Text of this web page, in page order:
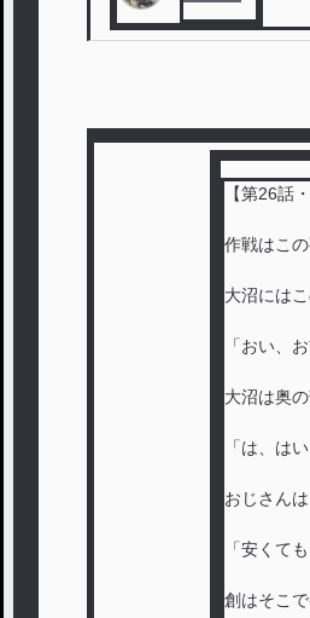
【第26話
作戦はこ
大沼には
「おい、
大沼は奥
「は、はい
おじさん
「安くて
創はそこ